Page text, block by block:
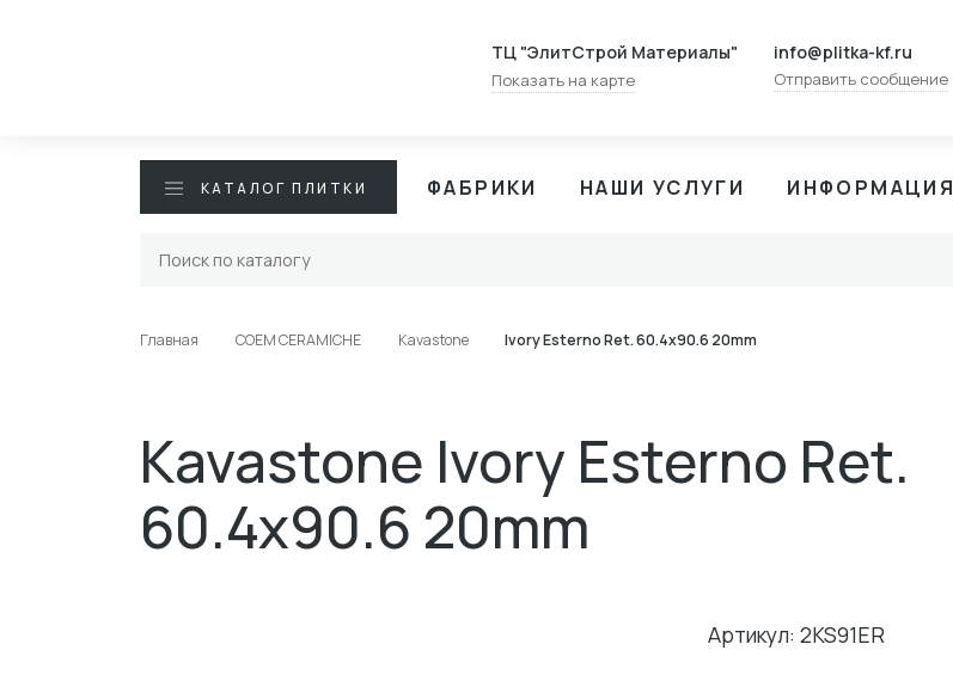
ТЦ "ЭлитСтрой Материалы"
Показать на карте
info@plitka-kf.ru
Отправить сообщение
КАТАЛОГ ПЛИТКИ ФАБРИКИ НАШИ УСЛУГИ ИНФОРМАЦИЯ
Главная COEM CERAMICHE Kavastone Ivory Esterno Ret. 60.4x90.6 20mm
Kavastone Ivory Esterno Ret.
60.4x90.6 20mm
Артикул: 2KS91ER